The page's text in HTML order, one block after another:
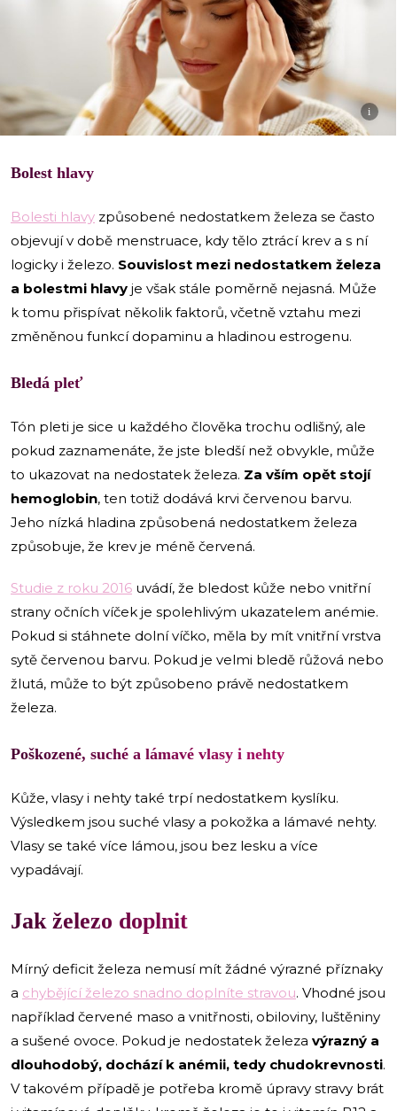
i
Bolest hlavy
Bolesti hlavy způsobené nedostatkem železa se často
objevují v době menstruace, kdy tělo ztrácí krev a s ní
logicky i železo. Souvislost mezi nedostatkem železa
a bolestmi hlavy je však stále poměrně nejasná. Může
k tomu přispívat několik faktorů, včetně vztahu mezi
změněnou funkcí dopaminu a hladinou estrogenu.
Bledá pleť
Tón pleti je sice u každého člověka trochu odlišný, ale
pokud zaznamenáte, že jste bledší než obvykle, může
to ukazovat na nedostatek železa. Za vším opět stojí
hemoglobin, ten totiž dodává krvi červenou barvu.
Jeho nízká hladina způsobená nedostatkem železa
způsobuje, že krev je méně červená.
Studie z roku 2016 uvádí, že bledost kůže nebo vnitřní
strany očních víček je spolehlivým ukazatelem anémie.
Pokud si stáhnete dolní víčko, měla by mít vnitřní vrstva
sytě červenou barvu. Pokud je velmi bledě růžová nebo
žlutá, může to být způsobeno právě nedostatkem
železa.
Poškozené, suché a lámavé vlasy i nehty
Kůže, vlasy i nehty také trpí nedostatkem kyslíku.
Výsledkem jsou suché vlasy a pokožka a lámavé nehty.
Vlasy se také více lámou, jsou bez lesku a více
vypadávají.
Jak železo doplnit
Mírný deficit železa nemusí mít žádné výrazné příznaky
a chybějící železo snadno doplníte stravou. Vhodné jsou
například červené maso a vnitřnosti, obiloviny, luštěniny
a sušené ovoce. Pokud je nedostatek železa výrazný a
dlouhodobý, dochází k anémii, tedy chudokrevnosti.
V takovém případě je potřeba kromě úpravy stravy brát